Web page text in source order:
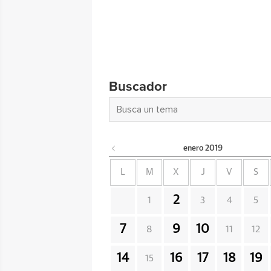
Buscador
enero 2019
L M X J V S
1 2 3 4 5
7 8 9 10 11 12
14 15 16 17 18 19